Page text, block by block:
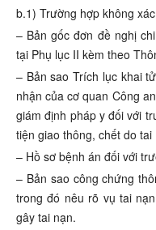
b.1) Trường hợp không
– Bản gốc đơn đề nghị
tại Phụ lục II kèm theo
– Bản sao Trích lục khai
nhận của cơ quan Công
giám định pháp y đối với
tiện giao thông, chết do
– Hồ sơ bệnh án đối với
– Bản sao công chứng
trong đó nêu rõ vụ tai
gây tai nạn.